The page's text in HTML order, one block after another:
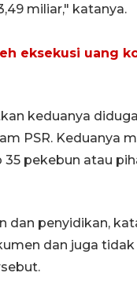
miliar," katanya.
eksekusi uang
keduanya
PSR. Keduanya
pekebun atau
dan penyidikan,
dan juga